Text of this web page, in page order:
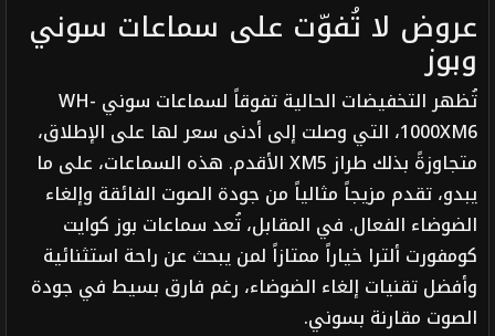
عروض لا تُفوّت على سماعات سوني
وبوز
تُظهر التخفيضات الحالية تفوقاً لسماعات سوني WH-
1000XM6، التي وصلت إلى أدنى سعر لها على الإطلاق،
متجاوزةً بذلك طراز XM5 الأقدم. هذه السماعات، على ما
يبدو، تقدم مزيجاً مثالياً من جودة الصوت الفائقة وإلغاء
الضوضاء الفعال. في المقابل، تُعد سماعات بوز كوايت
كومفورت ألترا خياراً ممتازاً لمن يبحث عن راحة استثنائية
وأفضل تقنيات إلغاء الضوضاء، رغم فارق بسيط في جودة
الصوت مقارنة بسوني.